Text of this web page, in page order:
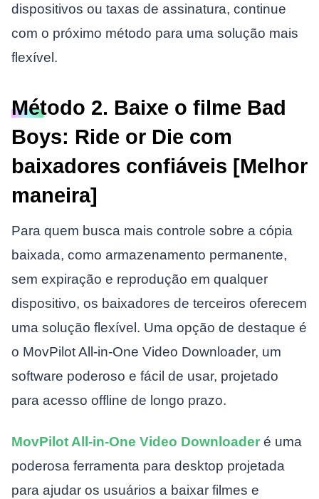
dispositivos ou taxas de assinatura, continue
com o próximo método para uma solução mais
flexível.
Método 2. Baixe o filme Bad
Boys: Ride or Die com
baixadores confiáveis [Melhor
maneira]
Para quem busca mais controle sobre a cópia
baixada, como armazenamento permanente,
sem expiração e reprodução em qualquer
dispositivo, os baixadores de terceiros oferecem
uma solução flexível. Uma opção de destaque é
o MovPilot All-in-One Video Downloader, um
software poderoso e fácil de usar, projetado
para acesso offline de longo prazo.
MovPilot All-in-One Video Downloaderé uma
poderosa ferramenta para desktop projetada
para ajudar os usuários a baixar filmes e